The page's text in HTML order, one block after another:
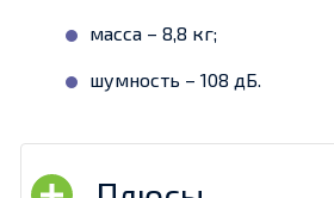
масса – 8,8 кг;
шумность – 108 дБ.